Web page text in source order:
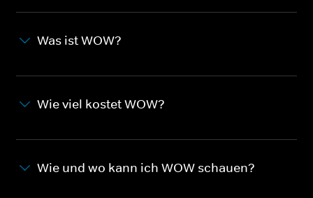
Was ist WOW?
Wie viel kostet WOW?
Wie und wo kann ich WOW schauen?